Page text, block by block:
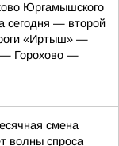
Юргамышского
сегодня — второй
«Иртыш» —
Горохово —
смена
волны спроса